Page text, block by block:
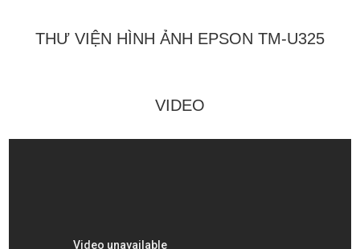
THƯ VIỆN HÌNH ẢNH EPSON TM-U325
VIDEO